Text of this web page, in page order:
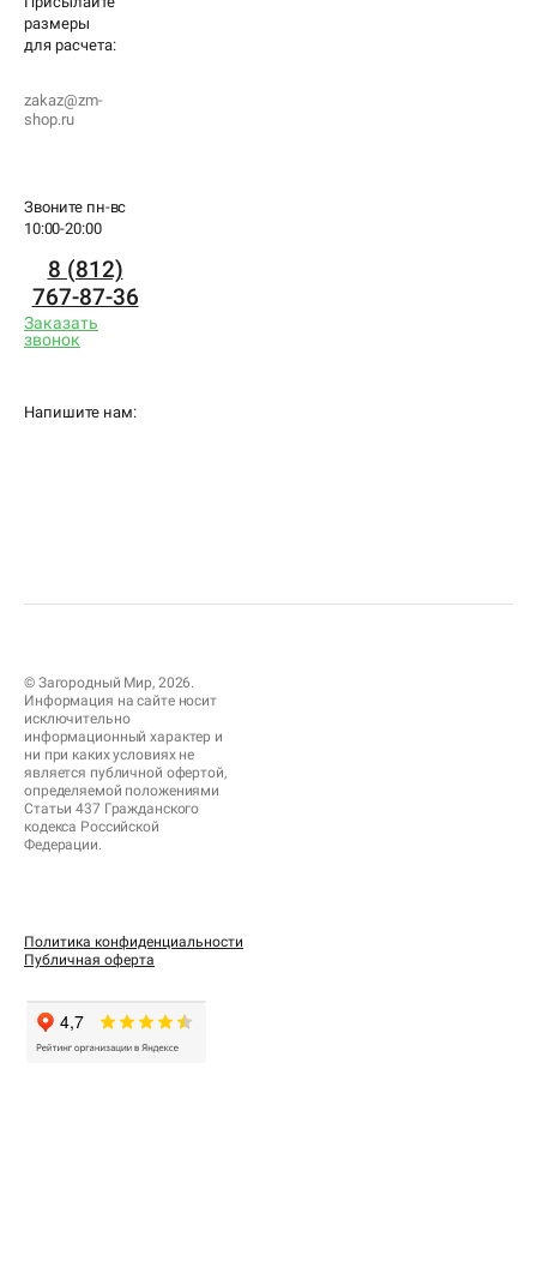
размеры
для расчета:
zakaz@zm-
shop.ru
Звоните пн-вс
10:00-20:00
8 (812)
767-87-36
Заказать
звонок
Напишите нам:
© Загородный Мир, 2026.
Информация на сайте носит
исключительно
информационный характер и
ни при каких условиях не
является публичной офертой,
определяемой положениями
Статьи 437 Гражданского
кодекса Российской
Федерации.
Политика конфиденциальности
Публичная оферта